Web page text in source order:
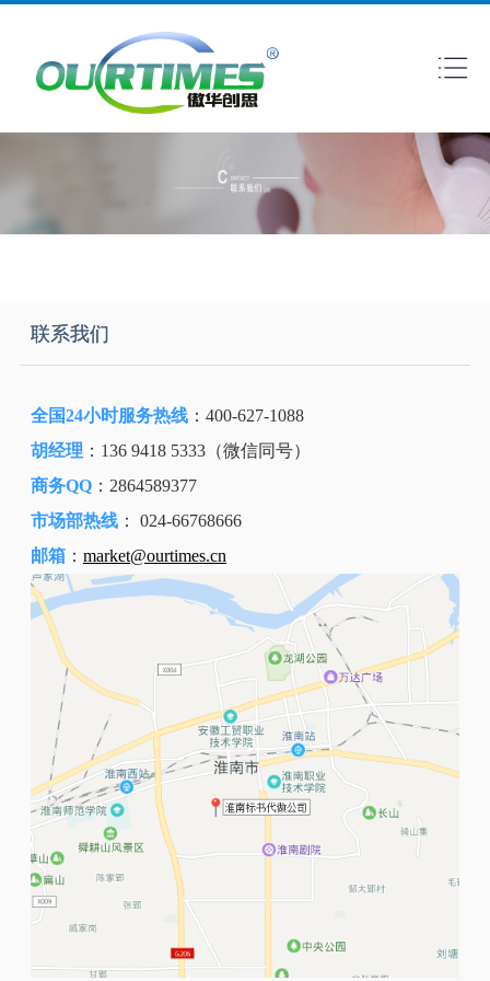
联系我们
全国24小时服务热线：400-627-1088
胡经理 ：136 9418 5333（微信同号）
商务QQ：2864589377
市场部热线：
024-66768666
邮箱： market@ourtimes.cn